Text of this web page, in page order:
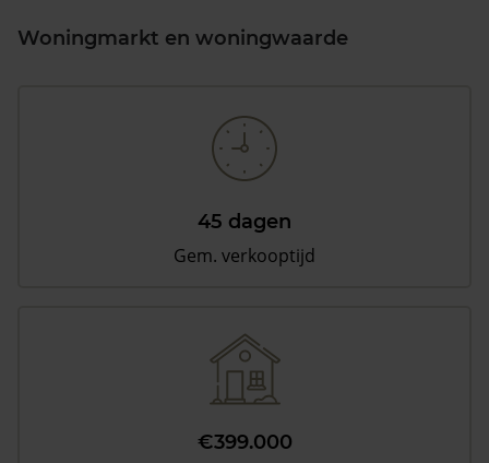
Woningmarkt en woningwaarde
45 dagen
Gem. verkooptijd
€399.000